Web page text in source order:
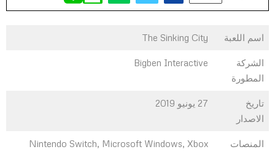
اسم اللعبة The Sinking City
الشركة
المطورة
Bigben Interactive
تاريخ
الاصدار
27 يونيو 2019
المنصات
Nintendo Switch, Microsoft Windows, Xbox